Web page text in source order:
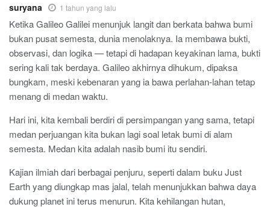
suryana 1 tahun yang lalu
Ketika Galileo Galilei menunjuk langit dan berkata bahwa bumi
bukan pusat semesta, dunia menolaknya. Ia membawa bukti,
observasi, dan logika — tetapi di hadapan keyakinan lama, bukti
sering kali tak berdaya. Galileo akhirnya dihukum, dipaksa
bungkam, meski kebenaran yang ia bawa perlahan-lahan tetap
menang di medan waktu.
Hari ini, kita kembali berdiri di persimpangan yang sama, tetapi
medan perjuangan kita bukan lagi soal letak bumi di alam
semesta. Medan kita adalah nasib bumi itu sendiri.
Kajian ilmiah dari berbagai penjuru, seperti dalam buku Just
Earth yang diungkap mas jalal, telah menunjukkan bahwa daya
dukung planet ini terus menurun. Kita kehilangan hutan,